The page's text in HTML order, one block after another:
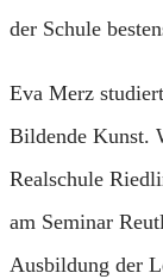
der Schule
Eva Merz
Bildende Kunst.
Realschule
am Seminar
Ausbildung der